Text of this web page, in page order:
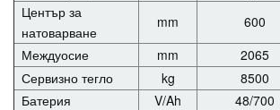
Център за
натоварване
mm
600
Междуосие
mm
2065
Сервизно тегло
kg
8500
Батерия
V/Ah
48/700